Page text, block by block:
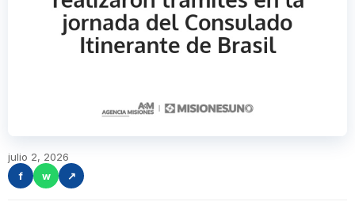
julio 2, 2026
f
w ↗